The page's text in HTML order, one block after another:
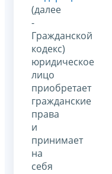
(далее
-
Гражданской
кодекс)
юридическое
лицо
приобретает
гражданские
права
и
принимает
на
себя